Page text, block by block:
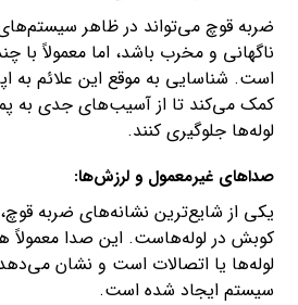
ضربه قوچ می‌تواند در ظاهر
ناگهانی و مخرب باشد، اما معمولاً
است. شناسایی به موقع این علائم به
کمک می‌کند تا از آسیب‌های جدی به
لوله‌ها جلوگیری کنند.
صداهای غیرمعمول و لرزش‌ها:
یکی از شایع‌ترین نشانه‌های ضربه
کوبش در لوله‌هاست. این صدا معمولاً
لوله‌ها یا اتصالات است و نشان
سیستم ایجاد شده است.